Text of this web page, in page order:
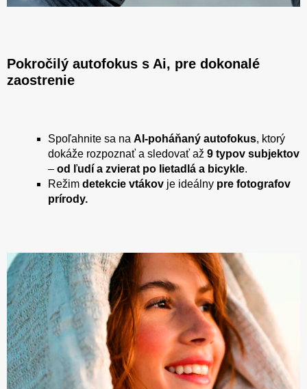
Pokročilý autofokus s Ai, pre dokonalé
zaostrenie
Spoľahnite sa na AI-poháňaný autofokus, ktorý
dokáže rozpoznať a sledovať až 9 typov subjektov
– od ľudí a zvierat po lietadlá a bicykle.
Režim detekcie vtákov je ideálny pre fotografov
prírody.